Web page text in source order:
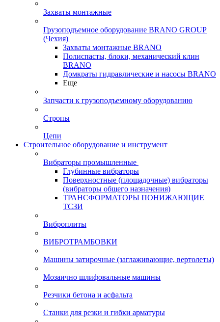
Захваты монтажные
Грузоподъемное оборудование BRANO GROUP
(Чехия)
Захваты монтажные BRANO
Полиспасты, блоки, механический клин
BRANO
Домкраты гидравлические и насосы BRANO
Еще
Запчасти к грузоподъемному оборудованию
Стропы
Цепи
Строительное оборудование и инструмент
Вибраторы промышленные
Глубинные вибраторы
Поверхностные (площадочные) вибраторы
(вибраторы общего назначения)
ТРАНСФОРМАТОРЫ ПОНИЖАЮЩИЕ
ТСЗИ
Виброплиты
ВИБРОТРАМБОВКИ
Машины затирочные (заглаживающие, вертолеты)
Мозаично шлифовальные машины
Резчики бетона и асфальта
Станки для резки и гибки арматуры